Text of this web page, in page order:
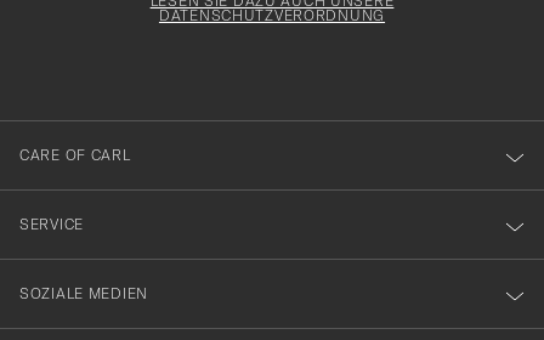
dig
till
vårt
nyhetsbrev!
DATENSCHUTZVERORDNUNG
CARE OF CARL
SERVICE
SOZIALE MEDIEN